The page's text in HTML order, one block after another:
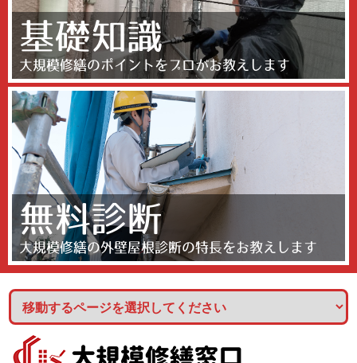
基礎知識
大規模修繕のポイントをプロがお教えします
無料診断
大規模修繕の外壁屋根診断の特長をお教えします